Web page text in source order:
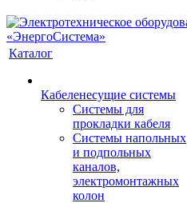
Каталог
Кабеленесущие системы
Системы для
прокладки кабеля
Системы напольных
и подпольных
каналов,
электромонтажных
колон